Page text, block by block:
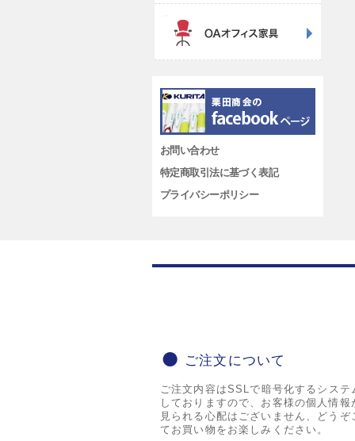
お問い合わせ
特定商取引法に基づく表記
プライバシーポリシー
ご注文について
ご注文内容はSSLで暗号化するシステ
しておりますので、お客様の個人情報
見られる心配はございません、どうぞ
てお買い物をお楽しみください。